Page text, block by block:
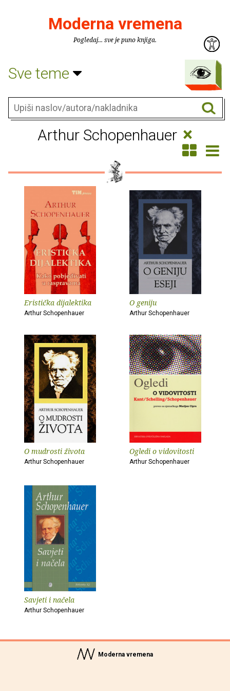
Moderna vremena
Pogledaj... sve je puno knjiga.
Sve teme
Arthur Schopenhauer ×
Eristička dijalektika
Arthur Schopenhauer
O geniju
Arthur Schopenhauer
O mudrosti života
Arthur Schopenhauer
Ogledi o vidovitosti
Arthur Schopenhauer
Savjeti i načela
Arthur Schopenhauer
Moderna vremena